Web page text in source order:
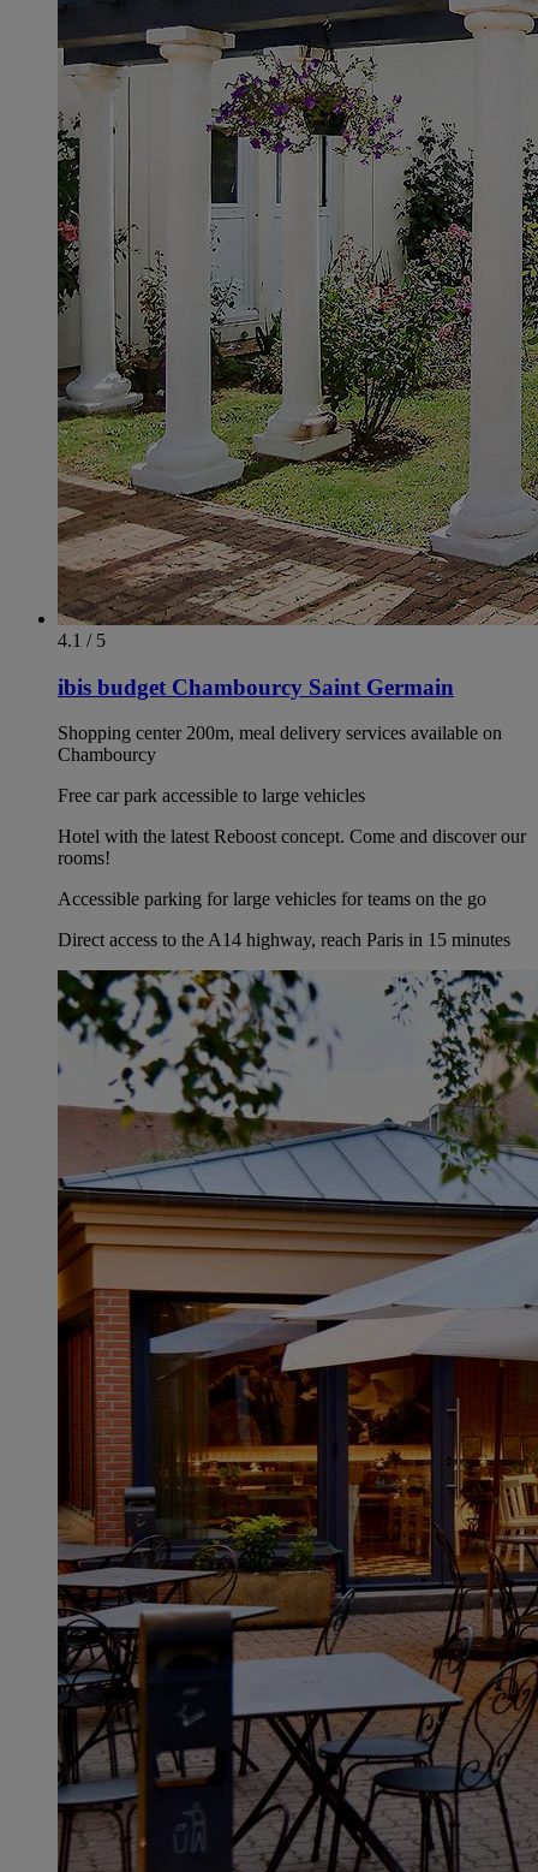
4.1 / 5
ibis budget Chambourcy Saint Germain
Shopping center 200m, meal delivery services available on
Chambourcy
Free car park accessible to large vehicles
Hotel with the latest Reboost concept. Come and discover our
rooms!
Accessible parking for large vehicles for teams on the go
Direct access to the A14 highway, reach Paris in 15 minutes